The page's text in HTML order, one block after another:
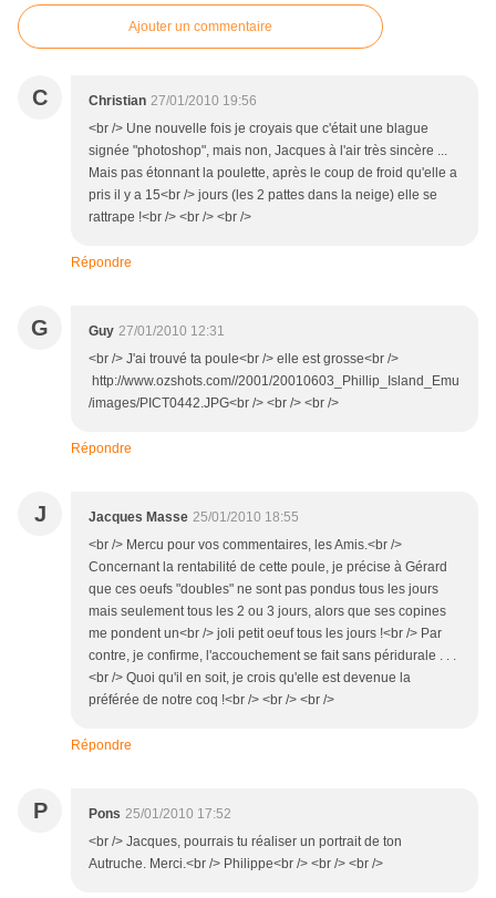
Ajouter un commentaire
C Christian 27/01/2010 19:56
<br /> Une nouvelle fois je croyais que c'était une blague
signée "photoshop", mais non, Jacques à l'air très sincère ...
Mais pas étonnant la poulette, après le coup de froid qu'elle a
pris il y a 15<br /> jours (les 2 pattes dans la neige) elle se
rattrape !<br /> <br /> <br />
Répondre
G Guy 27/01/2010 12:31
<br /> J'ai trouvé ta poule<br /> elle est grosse<br />
http://www.ozshots.com//2001/20010603_Phillip_Island_Emu
/images/PICT0442.JPG<br /> <br /> <br />
Répondre
J Jacques Masse 25/01/2010 18:55
<br /> Mercu pour vos commentaires, les Amis.<br />
Concernant la rentabilité de cette poule, je précise à Gérard
que ces oeufs "doubles" ne sont pas pondus tous les jours
mais seulement tous les 2 ou 3 jours, alors que ses copines
me pondent un<br /> joli petit oeuf tous les jours !<br /> Par
contre, je confirme, l'accouchement se fait sans péridurale . . .
<br /> Quoi qu'il en soit, je crois qu'elle est devenue la
préférée de notre coq !<br /> <br /> <br />
Répondre
P Pons 25/01/2010 17:52
<br /> Jacques, pourrais tu réaliser un portrait de ton
Autruche. Merci.<br /> Philippe<br /> <br /> <br />